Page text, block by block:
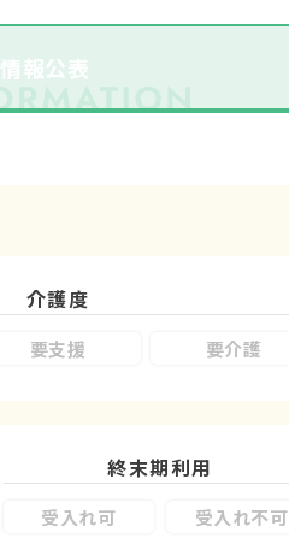
情報公表
介護度
要支援 要介護
終末期利用
受入れ可 受入れ不可